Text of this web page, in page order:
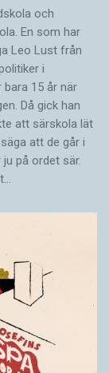
och
En som har
Leo Lust från
i
15 år när
Då gick han
att särskola lät
att de går i
på ordet sär.